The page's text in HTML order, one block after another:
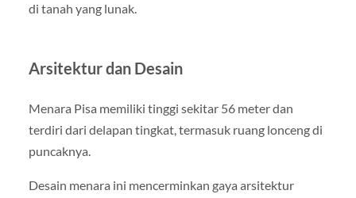
di tanah yang lunak.
Arsitektur dan Desain
Menara Pisa memiliki tinggi sekitar 56 meter dan
terdiri dari delapan tingkat, termasuk ruang lonceng di
puncaknya.
Desain menara ini mencerminkan gaya arsitektur